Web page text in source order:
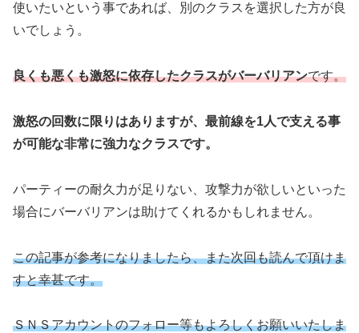
使いたいという事であれば、別のクラスを選択した方が良
いでしょう。
良くも悪くも激怒に依存したクラスがバーバリアンです。
激怒の回数に限りはありますが、最前線を1人で支える事
が可能な非常に強力なクラスです。
パーティーの耐久力が足りない、攻撃力が欲しいといった
場合にバーバリアンは助けてくれるかもしれません。
この記事が参考になりましたら、また次回も読んで頂けま
すと幸甚です。
ＳＮＳアカウントのフォロー等もよろしくお願いいたしま